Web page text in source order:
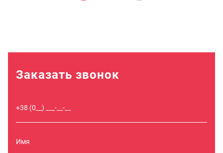
Заказать звонок